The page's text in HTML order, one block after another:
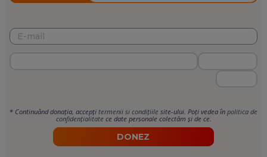
* Continuând donația, accepți termenii si condițiile site-ului. Poți vedea în politica de
confidențialitate ce date personale colectăm și de ce.
DONEZ